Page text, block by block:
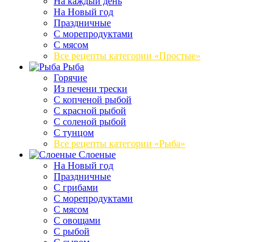
На Новый год
Праздничные
С морепродуктами
С мясом
Все рецепты категории «Простые»
Рыба
Горячие
Из печени трески
С копченой рыбой
С красной рыбой
С соленой рыбой
С тунцом
Все рецепты категории «Рыба»
Слоеные
На Новый год
Праздничные
С грибами
С морепродуктами
С мясом
С овощами
С рыбой